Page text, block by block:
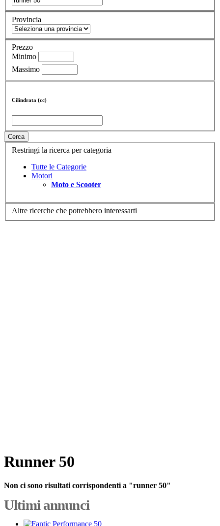
Provincia
Prezzo
Minimo
Massimo
Cilindrata (cc)
Cerca
Restringi la ricerca per categoria
Tutte le Categorie
Motori
Moto e Scooter
Altre ricerche che potrebbero interessarti
Runner 50
Non ci sono risultati corrispondenti a "runner 50"
Ultimi annunci